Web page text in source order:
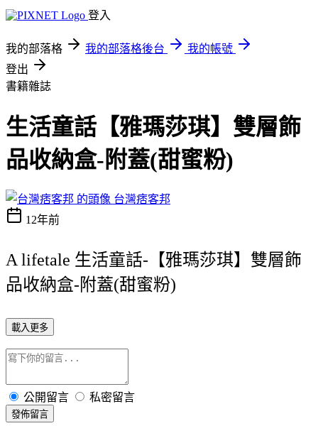
登入
我的部落格 我的部落格後台
我的帳號
登出
書籍雜誌
生活童話【雅瑪莎琪】雙層飾
品收納盒-附蓋(甜蜜粉)
台灣痞客邦
12年前
A lifetale 生活童話-【雅瑪莎琪】雙層飾
品收納盒-附蓋(甜蜜粉)
載入更多
公開留言 私密留言
發佈留言